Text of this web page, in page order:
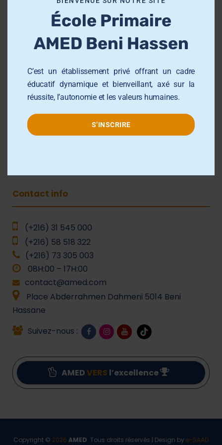
École et Collège AMED Beni Hassen
École et Collège AMED Sahline
Lycée AMED Sahloul
Collège AMED Khezama sousse
Collège AMED Riadh Sousse
Université AMED Sahloul
Contact info
(+216) 31 545 000
(+216) 58 518 322
(+216) 73 305 003
08H:00 – 17H:00
contact@amed.com
Place Abderrahmen Dahmeni 5014 Beni
Hassane
Suivez-nous :
AMEDVERS l’excellence
Copyright © 2026 AMED. Tous droits réservés | Design by e-SAAD
École Primaire
AMED Beni Hassen
C’est un établissement privé offrant un cadre
éducatif dynamique et bienveillant, axé sur la
réussite, l’autonomie et les valeurs humaines.
S’INSCRIRE